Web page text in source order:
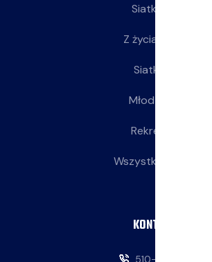
Siatkarze
Z życia klubu
Siatkarki
Młodziczki
Rekreacja
Wszystkie wpisy
KONTAKT
510-146-069